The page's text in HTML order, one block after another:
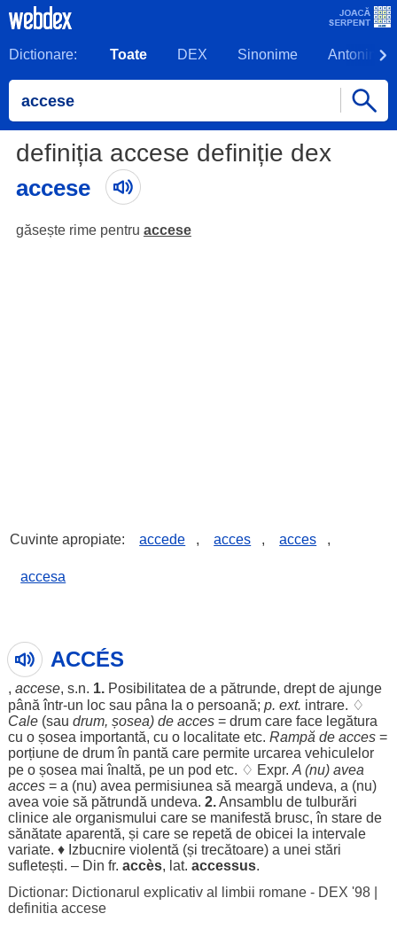
Dictionare: Toate DEX Sinonime Antonime
definiția accese definiție dex
accese
găsește rime pentru accese
Cuvinte apropiate: accede , acces , acces ,
accesa
ACCÉS
, accese, s.n. 1. Posibilitatea de a pătrunde, dreptde ajunge
până într-un locsau pâna la o persoană; p. ext. intrare. ♢
Cale(sau drum, șosea) de acces= drumcare face legătura
cu o șosea importantă, cu o localitateetc. Rampă de acces=
porțiunede drumîn pantă care permite urcarea vehiculelor
pe o șosea maiînaltă, pe un pod etc. ♢ Expr. A (nu) avea
acces= a (nu) avea permisiunea să meargă undeva, a (nu)
avea voiesă pătrundă undeva. 2.Ansamblu de tulburări
clinice ale organismului care se manifestă brusc, în starede
sănătate aparentă, și care se repetă de obicei la intervale
variate. ♦ Izbucnire violentă (și trecătoare) a unei stări
sufletești. – Din fr. accès, lat. accessus.
Dictionar: Dictionarul explicativ al limbii romane - DEX '98|
definitia accese